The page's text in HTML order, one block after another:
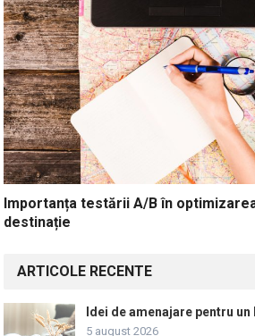
Importanța testării A/B în
destinație
ARTICOLE RECENTE
Idei de amenajare pentru
5 august 2026